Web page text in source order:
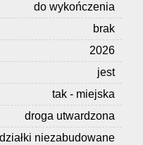
do wykończenia
brak
2026
jest
tak - miejska
droga utwardzona
działki niezabudowane